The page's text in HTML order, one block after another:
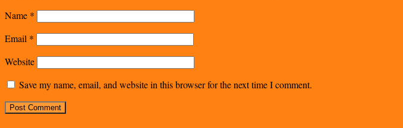
Name *
Email *
Website
Save my name, email, and website in this browser for the next time I comment.